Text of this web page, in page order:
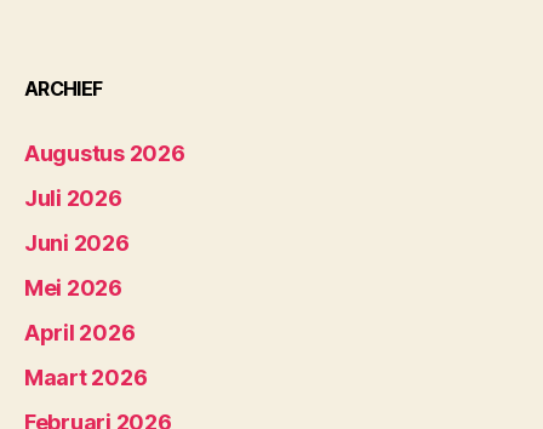
ARCHIEF
Augustus 2026
Juli 2026
Juni 2026
Mei 2026
April 2026
Maart 2026
Februari 2026